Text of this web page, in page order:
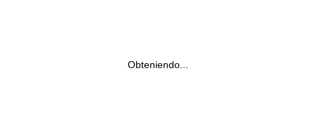
Obteniendo...